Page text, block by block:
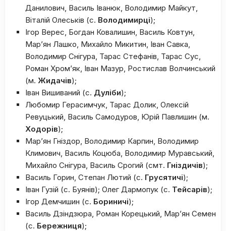
Данилович, Василь Іванюк, Володимир Майкут,
Віталій Олеськів (с. Володимирці);
Ігор Верес, Богдан Ковалишин, Василь Ковтун,
Мар’ян Лашко, Михайло Микитин, Іван Савка,
Володимир Снігура, Тарас Стефанів, Тарас Сус,
Роман Хром’як, Іван Мазур, Ростислав Волчинський
(м. Жидачів);
Іван Вишиваний (с. Дуліби);
Любомир Герасимчук, Тарас Долик, Олексій
Ревуцький, Василь Самодуров, Юрій Павлишин (м.
Ходорів);
Мар’ян Гніздор, Володимир Карпин, Володимир
Климович, Василь Коцюба, Володимир Муравський,
Михайло Снігура, Василь Срогий (смт. Гніздичів);
Василь Горин, Степан Лютий (с. Грусятичі);
Іван Гузій (с. Буянів); Олег Дармопук (с. Тейсарів);
Ігор Демчишин (с. Бориничі);
Василь Дзіндзюра, Роман Корецький, Мар’ян Семен
(с. Бережниця);